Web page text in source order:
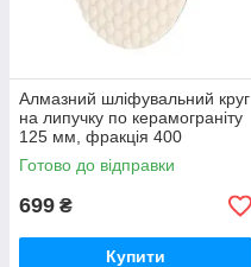
Алмазний шліфувальний круг
на липучку по керамограніту
125 мм, фракція 400
FasterTools (Е7155)
Готово до відправки
699 ₴
Купити